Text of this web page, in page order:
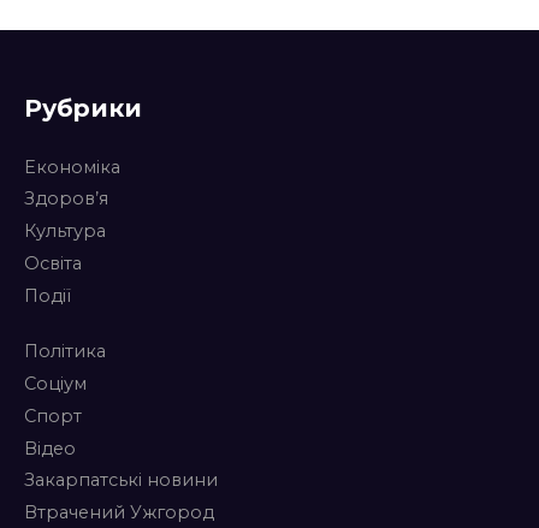
Рубрики
Економіка
Здоров’я
Культура
Освіта
Події
Політика
Соціум
Спорт
Відео
Закарпатські новини
Втрачений Ужгород